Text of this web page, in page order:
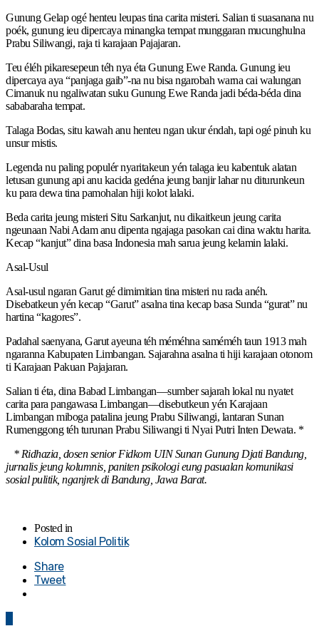
Gunung Gelap ogé henteu leupas tina carita misteri. Salian ti suasanana nu
poék, gunung ieu dipercaya minangka tempat munggaran mucunghulna
Prabu Siliwangi, raja ti karajaan Pajajaran.
Teu éléh pikaresepeun téh nya éta Gunung Ewe Randa. Gunung ieu
dipercaya aya “panjaga gaib”-na nu bisa ngarobah warna cai walungan
Cimanuk nu ngaliwatan suku Gunung Ewe Randa jadi béda-béda dina
sababaraha tempat.
Talaga Bodas, situ kawah anu henteu ngan ukur éndah, tapi ogé pinuh ku
unsur mistis.
Legenda nu paling populér nyaritakeun yén talaga ieu kabentuk alatan
letusan gunung api anu kacida gedéna jeung banjir lahar nu diturunkeun
ku para dewa tina pamohalan hiji kolot lalaki.
Beda carita jeung misteri Situ Sarkanjut, nu dikaitkeun jeung carita
ngeunaan Nabi Adam anu dipenta ngajaga pasokan cai dina waktu harita.
Kecap “kanjut” dina basa Indonesia mah sarua jeung kelamin lalaki.
Asal-Usul
Asal-usul ngaran Garut gé dimimitian tina misteri nu rada anéh.
Disebatkeun yén kecap “Garut” asalna tina kecap basa Sunda “gurat” nu
hartina “kagores”.
Padahal saenyana, Garut ayeuna téh méméhna saméméh taun 1913 mah
ngaranna Kabupaten Limbangan. Sajarahna asalna ti hiji karajaan otonom
ti Karajaan Pakuan Pajajaran.
Salian ti éta, dina Babad Limbangan—sumber sajarah lokal nu nyatet
carita para pangawasa Limbangan—disebutkeun yén Karajaan
Limbangan miboga patalina jeung Prabu Siliwangi, lantaran Sunan
Rumenggong téh turunan Prabu Siliwangi ti Nyai Putri Inten Dewata. *
* Ridhazia, dosen senior Fidkom UIN Sunan Gunung Djati Bandung,
jurnalis jeung kolumnis, paniten psikologi eung pasualan komunikasi
sosial pulitik, nganjrek di Bandung, Jawa Barat.
Posted in
Kolom Sosial Politik
Share
Tweet